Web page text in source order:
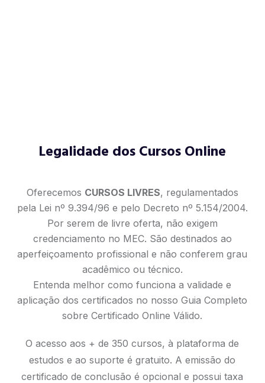
Legalidade dos Cursos Online
Oferecemos CURSOS LIVRES, regulamentados
pela Lei nº 9.394/96 e pelo Decreto nº 5.154/2004.
Por serem de livre oferta, não exigem
credenciamento no MEC. São destinados ao
aperfeiçoamento profissional e não conferem grau
acadêmico ou técnico.
Entenda melhor como funciona a validade e
aplicação dos certificados no nossoGuia Completo
sobre Certificado Online Válido.
O acesso aos + de 350 cursos, à plataforma de
estudos e ao suporte é gratuito. A emissão do
certificado de conclusão é opcional e possui taxa